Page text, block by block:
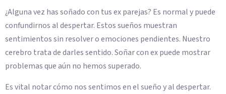
¿Alguna vez has soñado con tus ex parejas? Es normal y puede
confundirnos al despertar. Estos sueños muestran
sentimientos sin resolver o emociones pendientes. Nuestro
cerebro trata de darles sentido. Soñar con ex puede mostrar
problemas que aún no hemos superado.
Es vital notar cómo nos sentimos en el sueño y al despertar.